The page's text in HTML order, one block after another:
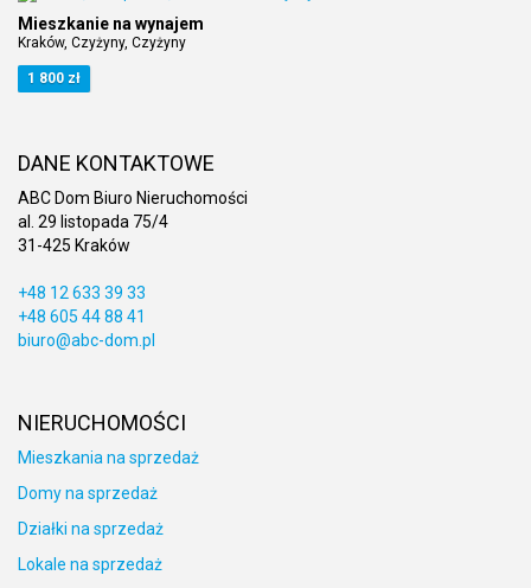
Mieszkanie na wynajem
Kraków, Czyżyny, Czyżyny
1 800 zł
DANE KONTAKTOWE
ABC Dom Biuro Nieruchomości
al. 29 listopada 75/4
31-425 Kraków
+48 12 633 39 33
+48 605 44 88 41
biuro@abc-dom.pl
NIERUCHOMOŚCI
Mieszkania na sprzedaż
Domy na sprzedaż
Działki na sprzedaż
Lokale na sprzedaż